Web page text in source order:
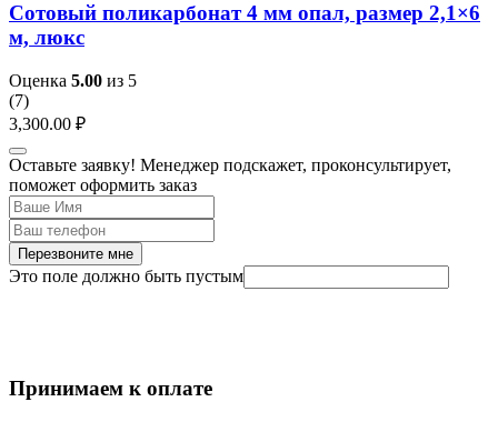
Сотовый поликарбонат 4 мм опал, размер 2,1×6
м, люкс
Оценка 5.00 из 5
(7)
3,300.00 ₽
Оставьте заявку! Менеджер подскажет, проконсультирует,
поможет оформить заказ
Перезвоните мне
Это поле должно быть пустым
Принимаем к оплате